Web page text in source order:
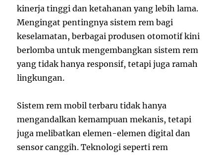
kinerja tinggi dan ketahanan yang lebih lama.
Mengingat pentingnya sistem rem bagi
keselamatan, berbagai produsen otomotif kini
berlomba untuk mengembangkan sistem rem
yang tidak hanya responsif, tetapi juga ramah
lingkungan.
Sistem rem mobil terbaru tidak hanya
mengandalkan kemampuan mekanis, tetapi
juga melibatkan elemen-elemen digital dan
sensor canggih. Teknologi seperti rem